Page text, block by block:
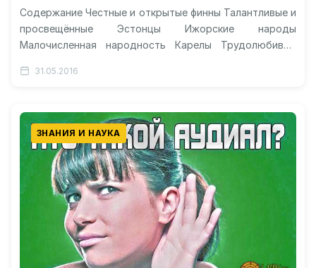
Содержание Честные и открытые финны Талантливые и
просвещённые Эстонцы Ижорские народы
Малочисленная народность Карелы Трудолюбивые
пошли эти…
31.05.2016
ЗНАНИЯ И НАУКА